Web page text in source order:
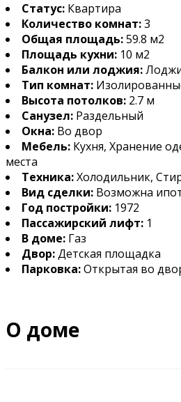
Статус: Квартира
Количество комнат:3
Общая площадь:59.8 м2
Площадь кухни: 10 м2
Балкон или лоджия:
Тип комнат:
Высота потолков: 2.7 м
Санузел: Раздельный
Окна: Во двор
Мебель: Кухня, Хранение
места
Техника:Холодильник,
Вид сделки: Возможна
Год постройки: 1972
Пассажирский лифт: 1
В доме: Газ
Двор:Детская площадка
Парковка:Открытая во
О доме